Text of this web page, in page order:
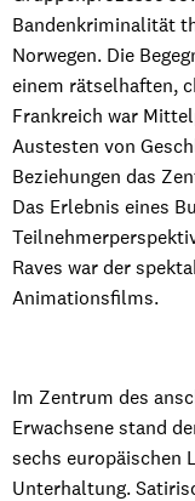
Bandenkriminalität
Norwegen. Die
einem rätselhaften,
Frankreich war
Austesten von
Beziehungen das
Das Erlebnis eines
Raves war der
Animationsfilms.
Im Zentrum des
Erwachsene stand
sechs europäischen
Unterhaltung.